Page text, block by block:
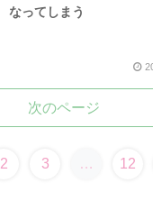
なってしまう
次のページ
2 3 … 12